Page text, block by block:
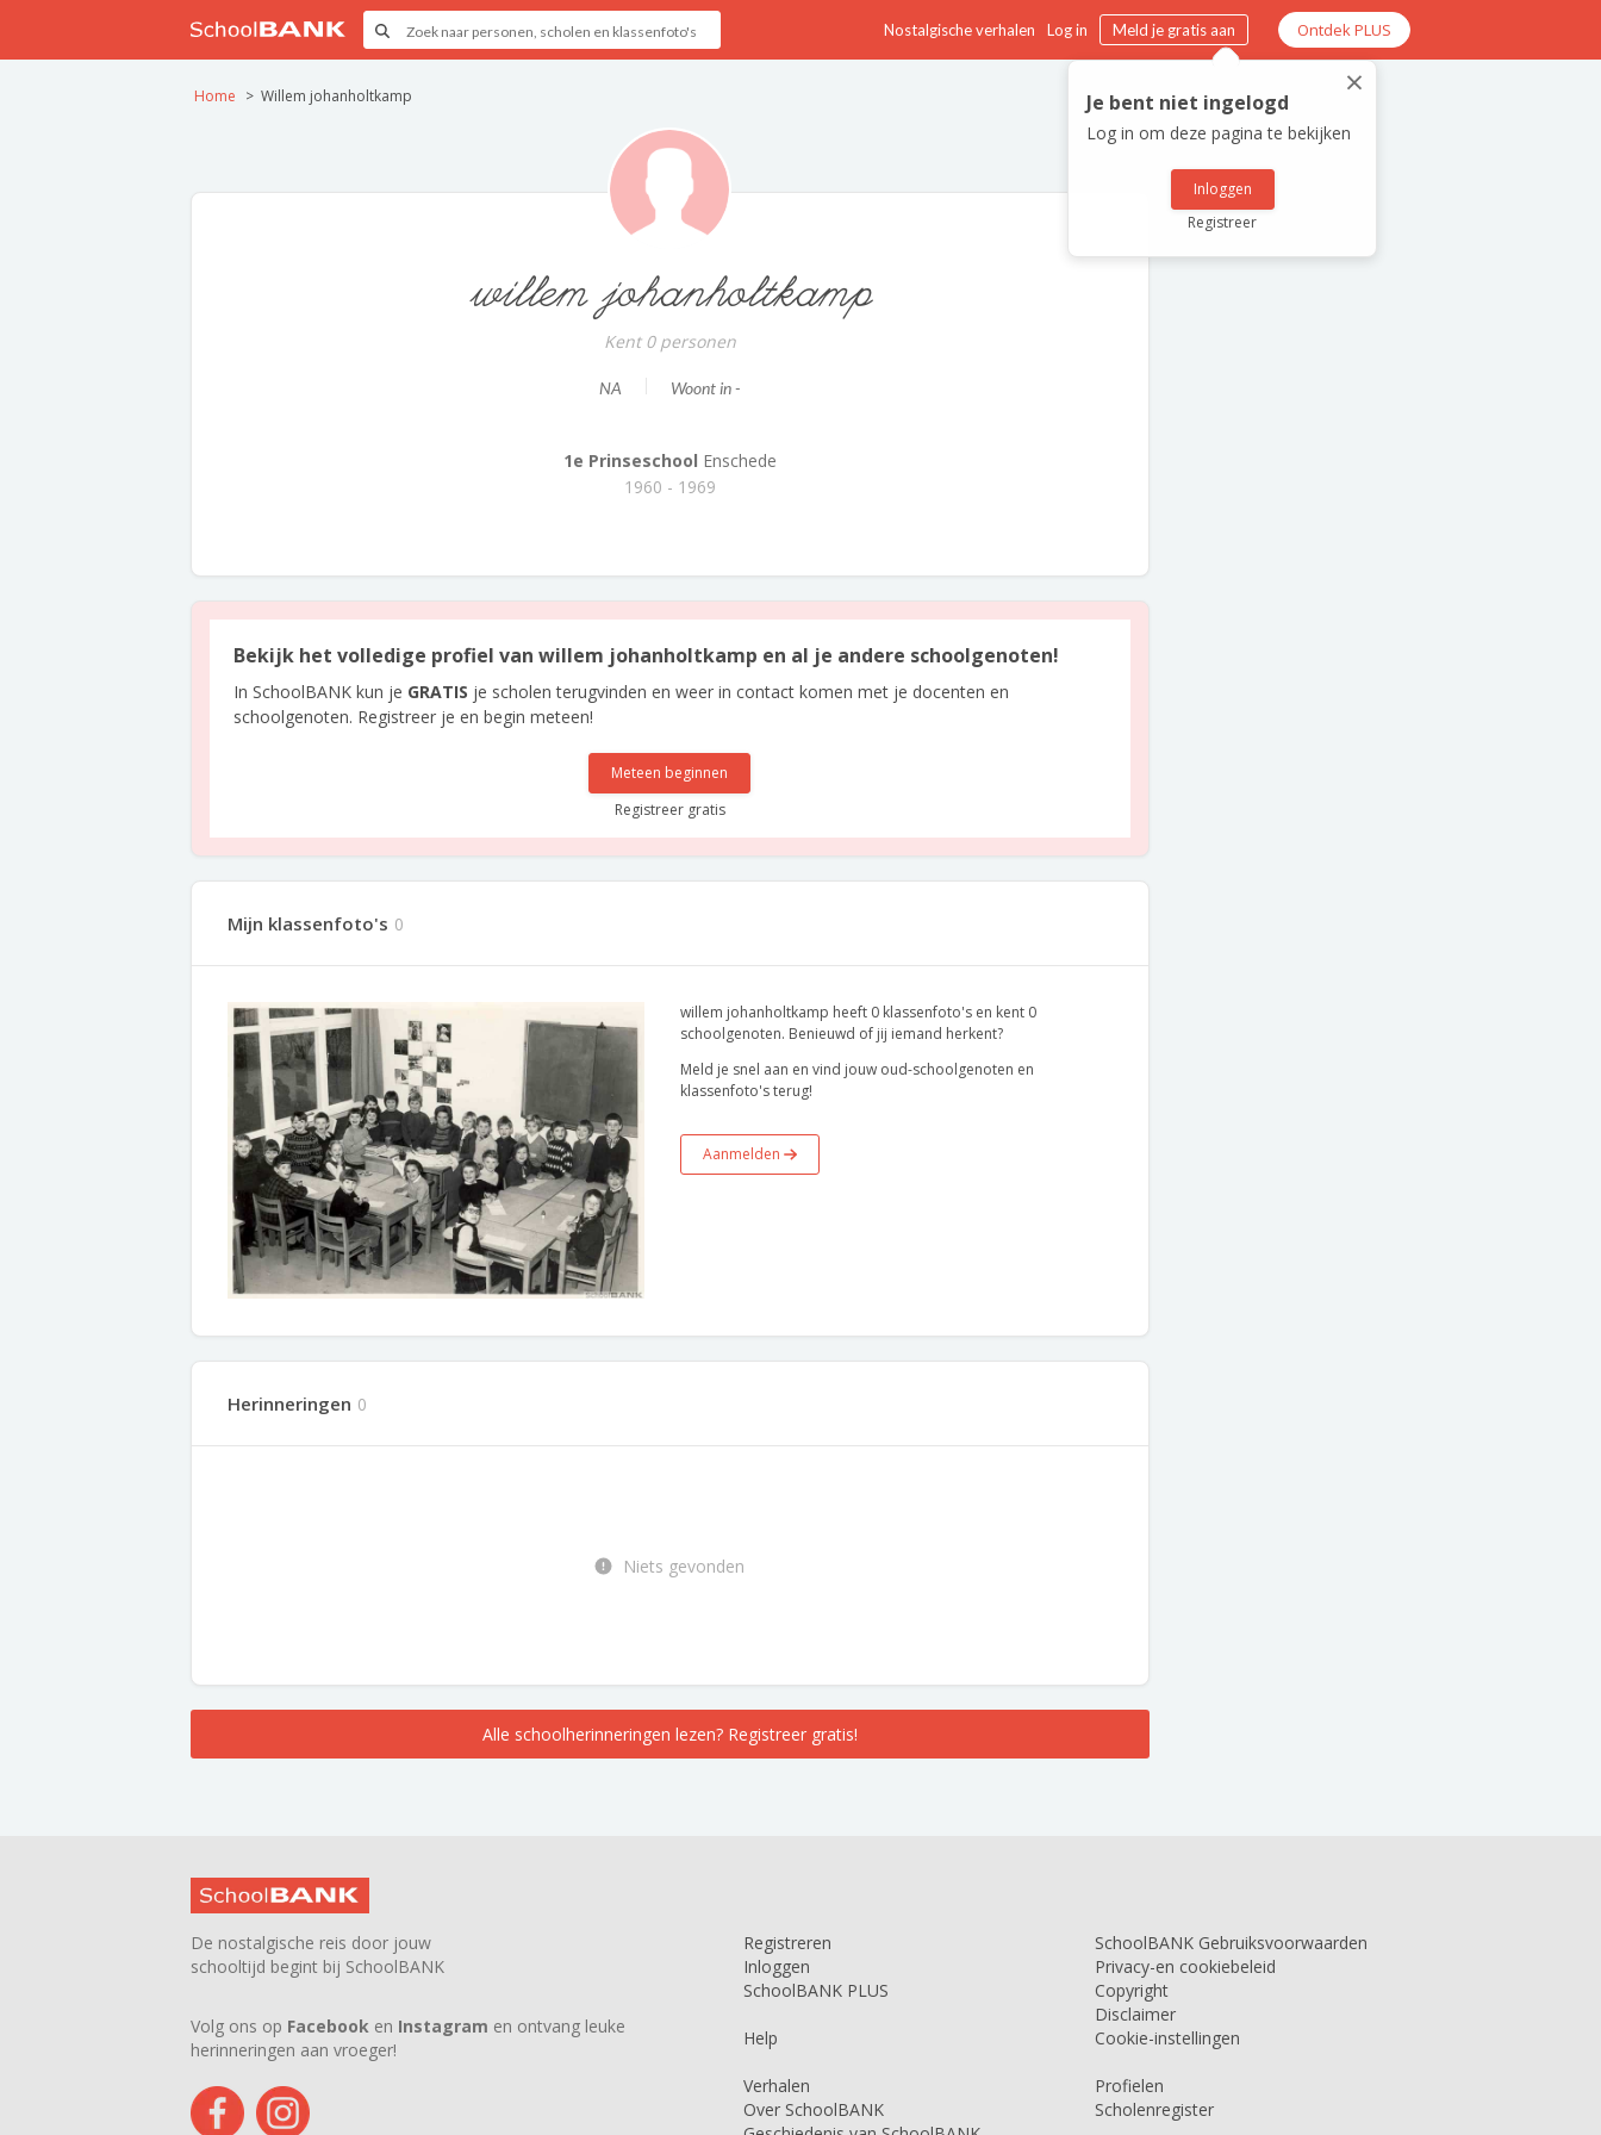
Nostalgische verhalen Log in Meld je gratis aan Ontdek PLUS
×
Je bent niet ingelogd
Log in om deze pagina te bekijken
Inloggen
Registreer
Home Willem johanholtkamp
willem johanholtkamp
Kent 0 personen
NA Woont in -
1e Prinseschool Enschede
1960 - 1969
Bekijk het volledige profiel van willem johanholtkamp en al je andere schoolgenoten!
In SchoolBANK kun je GRATIS je scholen terugvinden en weer in contact komen met je docenten en
schoolgenoten. Registreer je en begin meteen!
Meteen beginnen
Registreer gratis
Mijn klassenfoto's 0
willem johanholtkamp heeft 0 klassenfoto's en kent 0
schoolgenoten. Benieuwd of jij iemand herkent?
Meld je snel aan en vind jouw oud-schoolgenoten en
klassenfoto's terug!
Aanmelden
Herinneringen 0
Niets gevonden
Alle schoolherinneringen lezen? Registreer gratis!
De nostalgische reis door jouw
schooltijd begint bij SchoolBANK
Volg ons op Facebook en Instagram en ontvang leuke
herinneringen aan vroeger!
Registreren
Inloggen
SchoolBANK PLUS
Help
Verhalen
Over SchoolBANK
SchoolBANK Gebruiksvoorwaarden
Privacy-en cookiebeleid
Copyright
Disclaimer
Cookie-instellingen
Profielen
Scholenregister